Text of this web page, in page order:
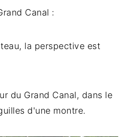
Canal :
la perspective est
du Grand Canal, dans le
d'une montre.